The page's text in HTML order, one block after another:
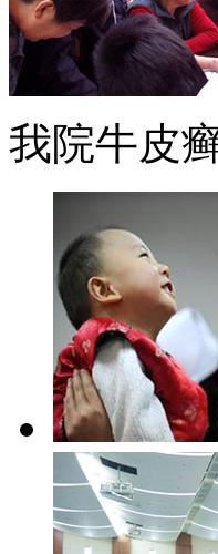
我院牛皮